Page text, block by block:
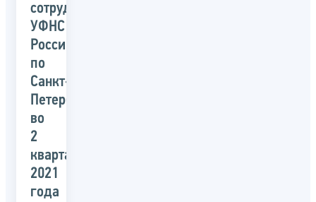
сотрудниками
УФНС
России
по
Санкт-
Петербургу
во
2
квартале
2021
года